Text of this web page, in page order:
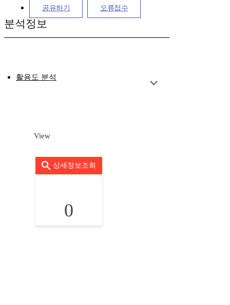
공유하기 오류접수
분석정보
활용도 분석
View
상세정보조회
0